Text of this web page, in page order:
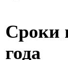
Сроки
года